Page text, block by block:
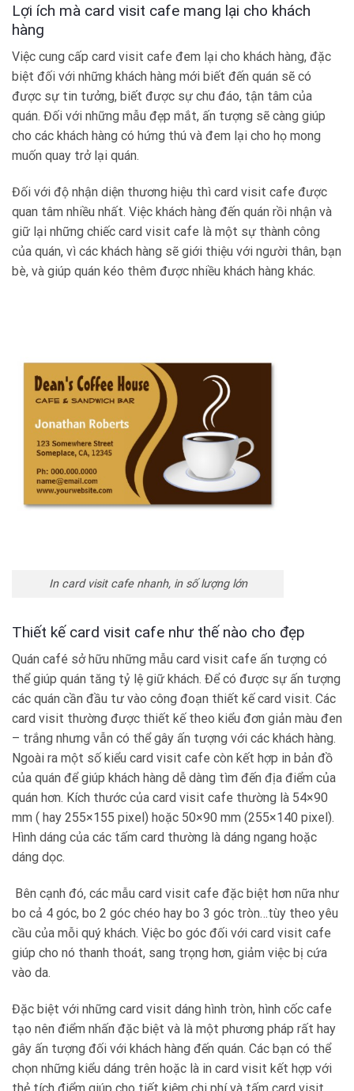
Lợi ích mà card visit cafe mang lại cho khách
hàng
Việc cung cấp card visit cafe đem lại cho khách hàng, đặc
biệt đối với những khách hàng mới biết đến quán sẽ có
được sự tin tưởng, biết được sự chu đáo, tận tâm của
quán. Đối với những mẫu đẹp mắt, ấn tượng sẽ càng giúp
cho các khách hàng có hứng thú và đem lại cho họ mong
muốn quay trở lại quán.
Đối với độ nhận diện thương hiệu thì card visit cafe được
quan tâm nhiều nhất. Việc khách hàng đến quán rồi nhận và
giữ lại những chiếc card visit cafe là một sự thành công
của quán, vì các khách hàng sẽ giới thiệu với người thân, bạn
bè, và giúp quán kéo thêm được nhiều khách hàng khác.
In card visit cafe nhanh, in số lượng lớn
Thiết kế card visit cafe như thế nào cho đẹp
Quán café sở hữu những mẫu card visit cafe ấn tượng có
thể giúp quán tăng tỷ lệ giữ khách. Để có được sự ấn tượng
các quán cần đầu tư vào công đoạn thiết kế card visit. Các
card visit thường được thiết kế theo kiểu đơn giản màu đen
– trắng nhưng vẫn có thể gây ấn tượng với các khách hàng.
Ngoài ra một số kiểu card visit cafe còn kết hợp in bản đồ
của quán để giúp khách hàng dễ dàng tìm đến địa điểm của
quán hơn. Kích thước của card visit cafe thường là 54×90
mm ( hay 255×155 pixel) hoặc 50×90 mm (255×140 pixel).
Hình dáng của các tấm card thường là dáng ngang hoặc
dáng dọc.
Bên cạnh đó, các mẫu card visit cafe đặc biệt hơn nữa như
bo cả 4 góc, bo 2 góc chéo hay bo 3 góc tròn…tùy theo yêu
cầu của mỗi quý khách. Việc bo góc đối với card visit cafe
giúp cho nó thanh thoát, sang trọng hơn, giảm việc bị cứa
vào da.
Đặc biệt với những card visit dáng hình tròn, hình cốc cafe
tạo nên điểm nhấn đặc biệt và là một phương pháp rất hay
gây ấn tượng đối với khách hàng đến quán. Các bạn có thể
chọn những kiểu dáng trên hoặc là in card visit kết hợp với